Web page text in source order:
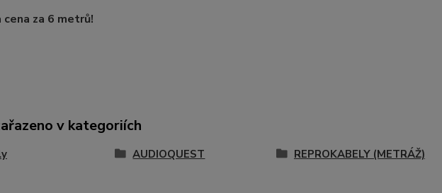
cena za 6 metrů!
v kategoriích
AUDIOQUEST REPROKABELY (METRÁŽ)